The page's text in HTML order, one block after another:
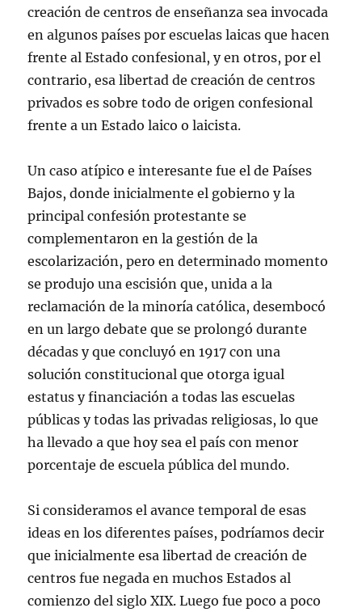
creación de centros de enseñanza sea invocada
en algunos países por escuelas laicas que hacen
frente al Estado confesional, y en otros, por el
contrario, esa libertad de creación de centros
privados es sobre todo de origen confesional
frente a un Estado laico o laicista.
Un caso atípico e interesante fue el de Países
Bajos, donde inicialmente el gobierno y la
principal confesión protestante se
complementaron en la gestión de la
escolarización, pero en determinado momento
se produjo una escisión que, unida a la
reclamación de la minoría católica, desembocó
en un largo debate que se prolongó durante
décadas y que concluyó en 1917 con una
solución constitucional que otorga igual
estatus y financiación a todas las escuelas
públicas y todas las privadas religiosas, lo que
ha llevado a que hoy sea el país con menor
porcentaje de escuela pública del mundo.
Si consideramos el avance temporal de esas
ideas en los diferentes países, podríamos decir
que inicialmente esa libertad de creación de
centros fue negada en muchos Estados al
comienzo del siglo XIX. Luego fue poco a poco